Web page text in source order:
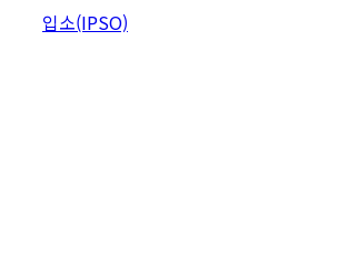
Skip입소(IPSO)